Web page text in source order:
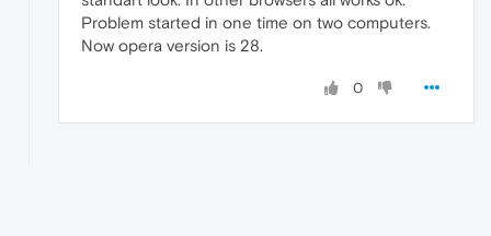
Problem started in one time on two computers.
Now opera version is 28.
0